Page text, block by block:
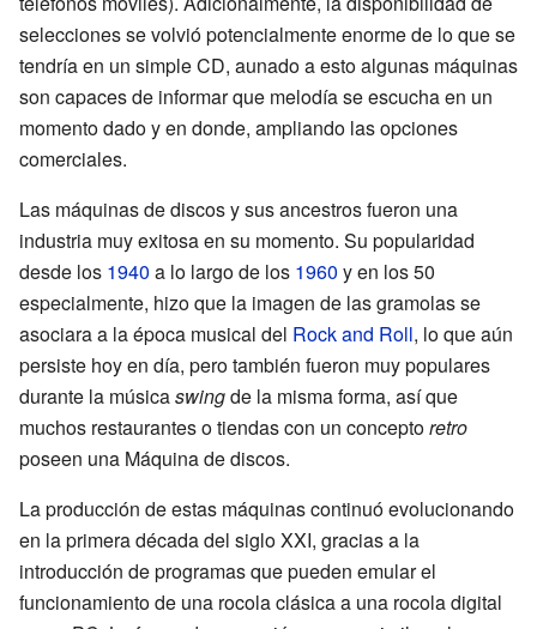
selecciones se volvió potencialmente enorme de lo que se
tendría en un simple CD, aunado a esto algunas máquinas
son capaces de informar que melodía se escucha en un
momento dado y en donde, ampliando las opciones
comerciales.
Las máquinas de discos y sus ancestros fueron una
industria muy exitosa en su momento. Su popularidad
desde los 1940 a lo largo de los 1960 y en los 50
especialmente, hizo que la imagen de las gramolas se
asociara a la época musical del Rock and Roll, lo que aún
persiste hoy en día, pero también fueron muy populares
durante la músicaswingde la misma forma, así que
muchos restaurantes o tiendas con un conceptoretro
poseen una Máquina de discos.
La producción de estas máquinas continuó evolucionando
en la primera década del siglo XXI, gracias a la
introducción de programas que pueden emular el
funcionamiento de una rocola clásica a una rocola digital